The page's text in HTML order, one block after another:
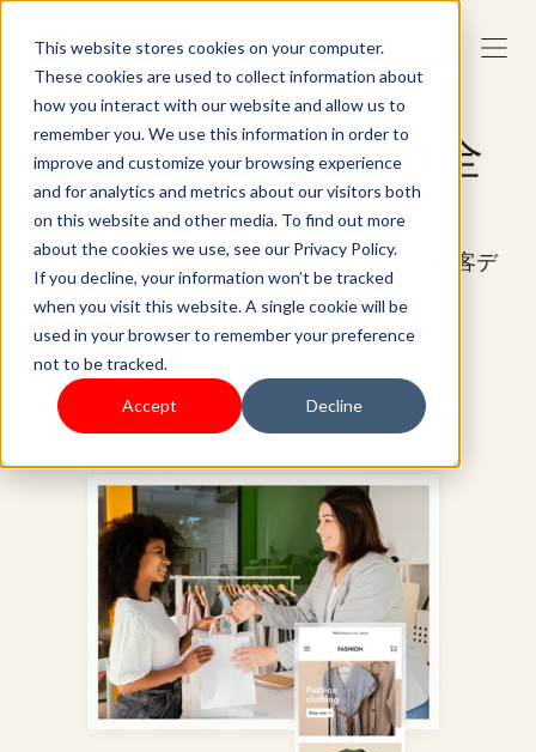
This website stores cookies on your computer.
These cookies are used to collect information about
how you interact with our website and allow us to
remember you. We use this information in order to
improve and customize your browsing experience
and for analytics and metrics about our visitors both
on this website and other media. To find out more
about the cookies we use, see our Privacy Policy.
If you decline, your information won’t be tracked
when you visit this website. A single cookie will be
used in your browser to remember your preference
not to be tracked.
Accept Decline
最新のCRMで顧客の全
体像を把握する
よりスマートで優れた顧客体験のために、顧客デ
ータを活用しましょう。
今すぐ登録